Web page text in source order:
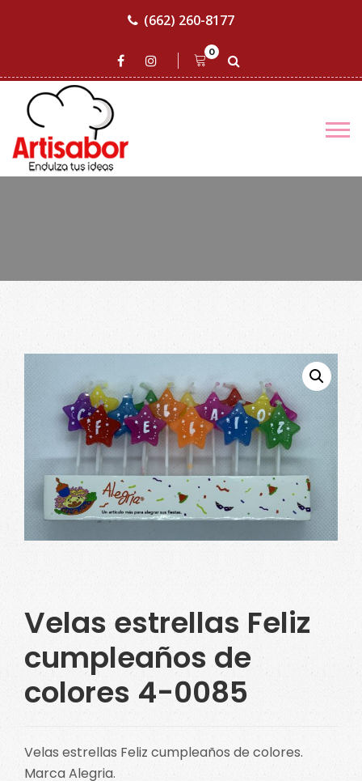
(662) 260-8177
0
Velas estrellas Feliz
cumpleaños de
colores 4-0085
Velas estrellas Feliz cumpleaños de colores.
Marca Alegria.